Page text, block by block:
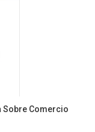
Sobre Comercio